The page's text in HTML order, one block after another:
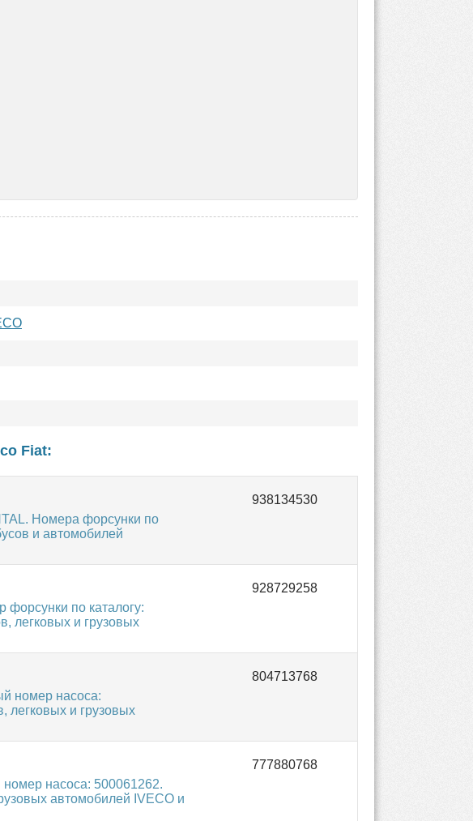
Fiat:
Номера форсунки по
и автомобилей
по каталогу:
легковых и грузовых
номер насоса:
легковых и грузовых
насоса: 500061262.
автомобилей IVECO и